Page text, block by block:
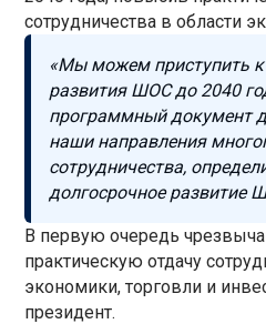
сотрудничества в области
«Мы можем приступить к
развития ШОС до 2040
программный документ
наши направления
сотрудничества,
долгосрочное развитие
В первую очередь
практическую отдачу
экономики, торговли и
президент.